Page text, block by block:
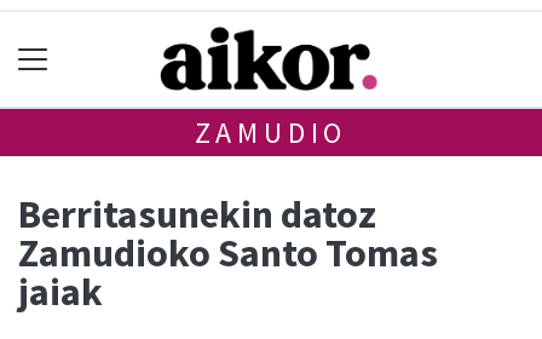
ZAMUDIO
Berritasunekin datoz
Zamudioko Santo Tomas
jaiak